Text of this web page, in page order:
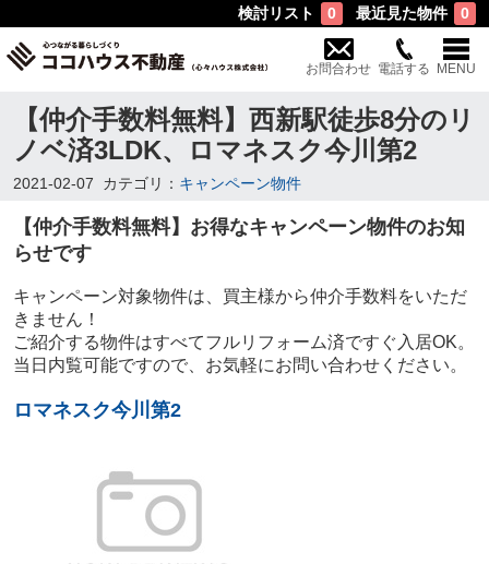
検討リスト 0 最近見た物件 0
お問合わせ 電話する MENU
【仲介手数料無料】西新駅徒歩8分のリ
ノベ済3LDK、ロマネスク今川第2
2021-02-07 カテゴリ： キャンペーン物件
【仲介手数料無料】お得なキャンペーン物件のお知
らせです
キャンペーン対象物件は、買主様から仲介手数料をいただ
きません！
ご紹介する物件はすべてフルリフォーム済ですぐ入居OK。
当日内覧可能ですので、お気軽にお問い合わせください。
ロマネスク今川第2